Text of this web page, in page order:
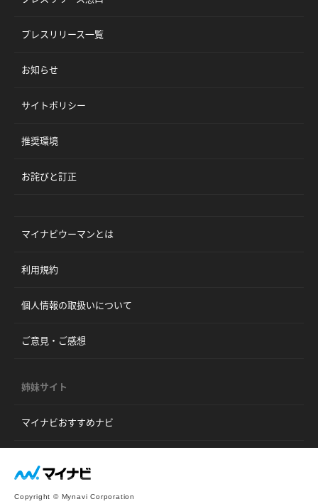
プレスリリース一覧
お知らせ
サイトポリシー
推奨環境
お詫びと訂正
マイナビウーマンとは
利用規約
個人情報の取扱いについて
ご意見・ご感想
姉妹サイト
マイナビおすすめナビ
Copyright © Mynavi Corporation